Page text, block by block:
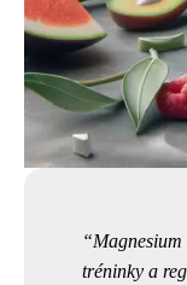
tréninky a